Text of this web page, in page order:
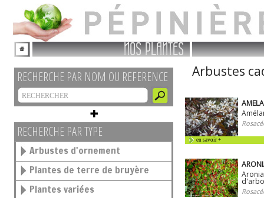
NOS PLANTES
RECHERCHE PAR NOM OU REFERENCE
RECHERCHE PAR TYPE
Arbustes d'ornement
Plantes de terre de bruyère
Plantes variées
Arbustes
en savoir +